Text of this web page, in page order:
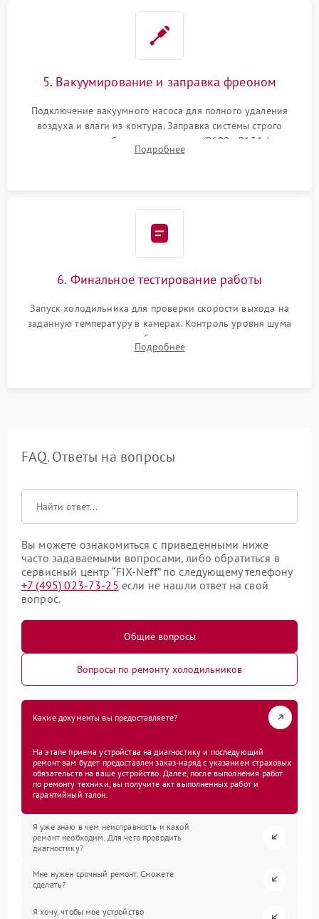
5. Вакуумирование и заправка фреоном
Подключение вакуумного насоса для полного удаления
воздуха и влаги из контура. Заправка системы строго
дозированным объемом хладагента (R600a, R134a) по
электронным весам. Контроль рабочего давления в системе.
Подробнее
6. Финальное тестирование работы
Запуск холодильника для проверки скорости выхода на
заданную температуру в камерах. Контроль уровня шума
компрессора, отсутствия обмерзания стенок и корректного
срабатывания системы автоматической оттайки.
Подробнее
FAQ. Ответы на вопросы
Вы можете ознакомиться с приведенными ниже
часто задаваемыми вопросами, либо обратиться в
сервисный центр “FIX-Neff” по следующему телефону
+7 (495) 023-73-25 если не нашли ответ на свой
вопрос.
Общие вопросы
Вопросы по ремонту холодильников
Какие документы вы предоставляете?
На этапе приема устройства на диагностику и последующий
ремонт вам будет предоставлен заказ-наряд с указанием страховых
обязательств на ваше устройство. Далее, после выполнения работ
по ремонту техники, вы получите акт выполненных работ и
гарантийный талон.
Я уже знаю в чем неисправность и какой
ремонт необходим. Для чего проводить
диагностику?
Мне нужен срочный ремонт. Сможете
сделать?
Я хочу, чтобы мое устройство